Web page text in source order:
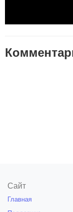
Сайт
Главная